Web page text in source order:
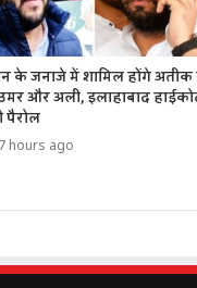
के जनाजे में शामिल होंगे
और अली, इलाहाबाद
पैरोल
hours ago